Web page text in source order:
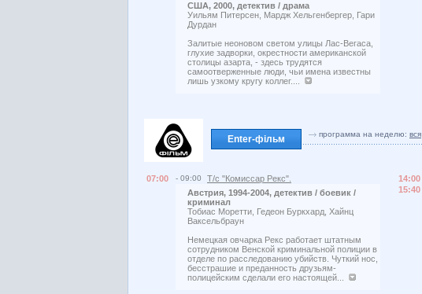
США, 2000, детектив / драма
Уильям Питерсен, Мардж Хельгенбергер, Гари
Дурдан
Залитые неоновом светом улицы Лас-Вегаса,
глухие задворки, окрестности американской
столицы азарта, - здесь трудятся
самоотверженные люди, чьи имена известны
лишь узкому кругу коллег....
Enter-фільм программа на неделю: вся
07:00 - 09:00
Т/с "Комиссар Рекс".
Австрия, 1994-2004, детектив / боевик /
криминал
Тобиас Моретти, Гедеон Буркхард, Хайнц
Ваксельбраун
Немецкая овчарка Рекс работает штатным
сотрудником Венской криминальной полиции в
отделе по расследованию убийств. Чуткий нос,
бесстрашие и преданность друзьям-
полицейским сделали его настоящей...
14:00
15:40